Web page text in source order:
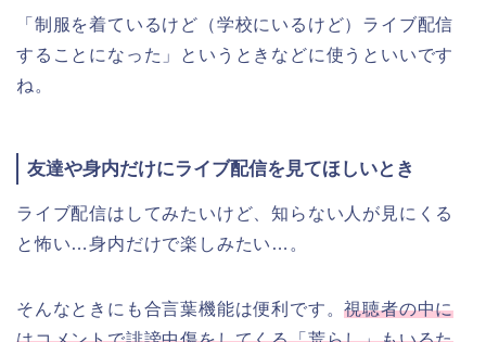
「制服を着ているけど（学校にいるけど）ライブ配信
することになった」というときなどに使うといいです
ね。
友達や身内だけにライブ配信を見てほしいとき
ライブ配信はしてみたいけど、知らない人が見にくる
と怖い…身内だけで楽しみたい…。
そんなときにも合言葉機能は便利です。視聴者の中に